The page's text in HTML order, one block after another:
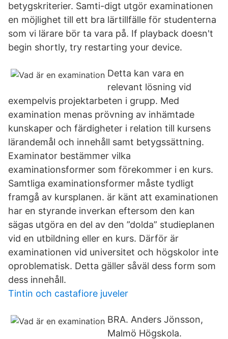
betygskriterier. Samti-digt utgör examinationen
en möjlighet till ett bra lärtillfälle för studenterna
som vi lärare bör ta vara på. If playback doesn't
begin shortly, try restarting your device.
Detta kan vara en
relevant lösning vid
exempelvis projektarbeten i grupp. Med
examination menas prövning av inhämtade
kunskaper och färdigheter i relation till kursens
lärandemål och innehåll samt betygssättning.
Examinator bestämmer vilka
examinationsformer som förekommer i en kurs.
Samtliga examinationsformer måste tydligt
framgå av kursplanen. är känt att examinationen
har en styrande inverkan eftersom den kan
sägas utgöra en del av den ”dolda” studieplanen
vid en utbildning eller en kurs. Därför är
examinationen vid universitet och högskolor inte
oproblematisk. Detta gäller såväl dess form som
dess innehåll.
Tintin och castafiore juveler
BRA. Anders Jönsson,
Malmö Högskola.